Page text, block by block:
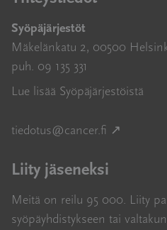
Syöpäjärjestöt
Mäkelänkatu 2, 00500
puh. 09 135 331
Lue lisää Syöpäjärjestöistä
tiedotus@cancer.fi ↗
Liity jäseneksi
Meitä on reilu 95 000. Liity
syöpäyhdistykseen tai